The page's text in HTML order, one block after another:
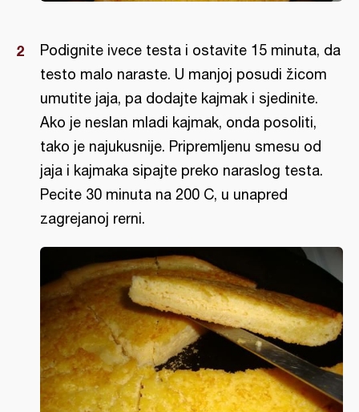
Podignite ivece testa i ostavite 15 minuta, da
testo malo naraste. U manjoj posudi žicom
umutite jaja, pa dodajte kajmak i sjedinite.
Ako je neslan mladi kajmak, onda posoliti,
tako je najukusnije. Pripremljenu smesu od
jaja i kajmaka sipajte preko naraslog testa.
Pecite 30 minuta na 200 C, u unapred
zagrejanoj rerni.